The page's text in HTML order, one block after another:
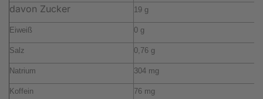
davon Zucker 19 g
Eiweiß 0 g
Salz 0,76 g
Natrium 304 mg
Koffein 76 mg